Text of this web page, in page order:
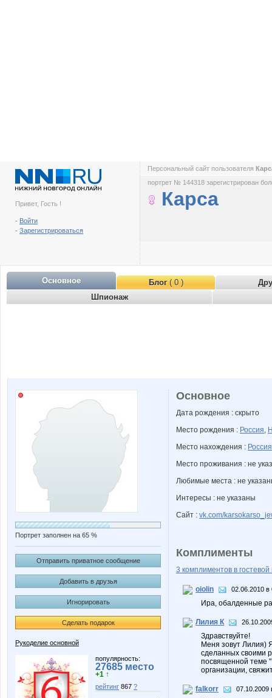
Привет, Гость !
- Войти
- Зарегистрироваться
Персональный сайт пользователя
портрет № 144318 зарегистрирован
Карса
Основное Блог( 0 )
Шпионаж
Портрет заполнен на 65 %
Отправить приватное сообщение
Добавить в друзья
Игнорировать
Сделать подарок
Рукоделие основной
популярность:
27685 место
+1 ↑
рейтинг 867 ?
Основное
Дата рождения : скрыто
Место рождения : Россия,
Место нахождения : Россия
Место проживания : не
Любимые места : не
Интересы : не указаны
Сайт : vk.com/
Комплименты
3 комплиментов в гостевой
oiolin 02.06.2010 в
Ира, обалденные
Лилия К
Здравствуйте!
Меня зовут Лилия)
сделанных своими
посвященной теме
организации,
falkorr 07.10.2009